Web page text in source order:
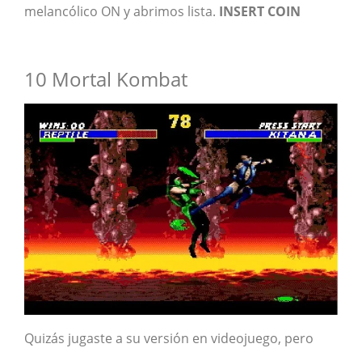
melancólico ON y abrimos lista. INSERT COIN
10 Mortal Kombat
Quizás jugaste a su versión en videojuego, pero